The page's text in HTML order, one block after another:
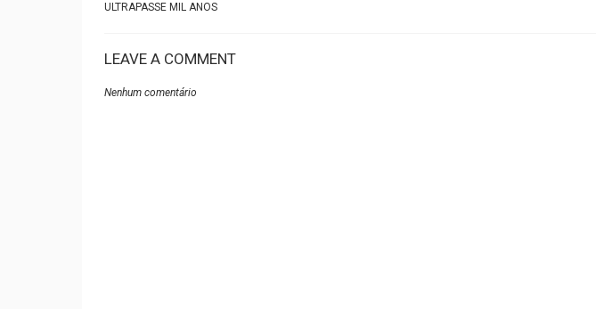
ULTRAPASSE MIL ANOS
LEAVE A COMMENT
Nenhum comentário